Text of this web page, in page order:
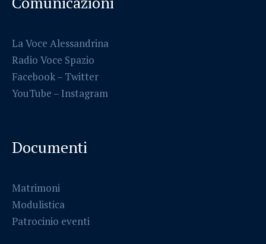
La Voce Alessandrina
Radio Voce Spazio
Facebook– Twitter
YouTube – Instagram
Documenti
Matrimoni
Modulistica
Patrocinio eventi